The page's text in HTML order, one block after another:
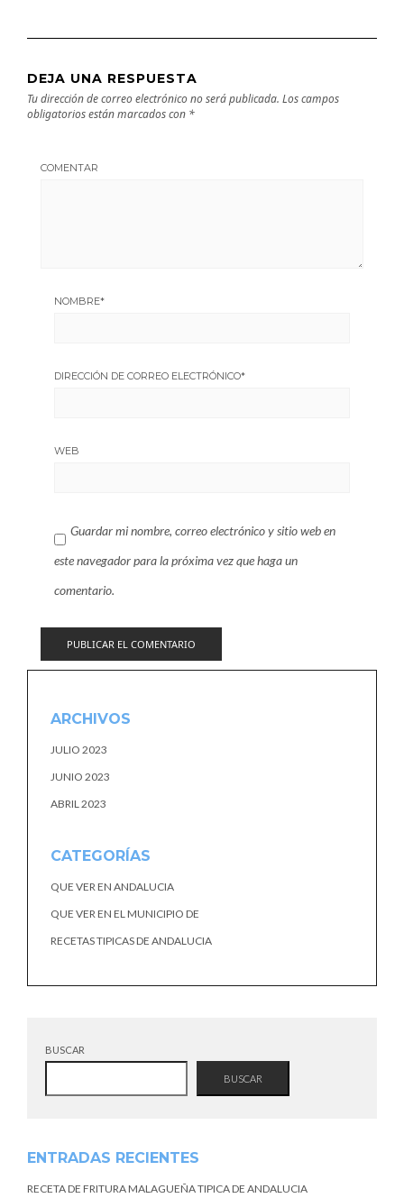
DEJA UNA RESPUESTA
Tu dirección de correo electrónico no será publicada. Los campos
obligatorios están marcados con *
COMENTAR
NOMBRE*
DIRECCIÓN DE CORREO ELECTRÓNICO*
WEB
Guardar mi nombre, correo electrónico y sitio web en
este navegador para la próxima vez que haga un
comentario.
ARCHIVOS
JULIO 2023
JUNIO 2023
ABRIL 2023
CATEGORÍAS
QUE VER EN ANDALUCIA
QUE VER EN EL MUNICIPIO DE
RECETAS TIPICAS DE ANDALUCIA
BUSCAR
BUSCAR
ENTRADAS RECIENTES
RECETA DE FRITURA MALAGUEÑA TIPICA DE ANDALUCIA